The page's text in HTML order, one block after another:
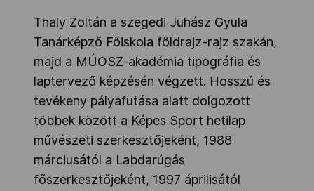
Thaly Zoltán a szegedi Juhász Gyula
Tanárképző Főiskola földrajz-rajz szakán,
majd a MÚOSZ-akadémia tipográfia és
laptervező képzésén végzett. Hosszú és
tevékeny pályafutása alatt dolgozott
többek között a Képes Sport hetilap
művészeti szerkesztőjeként, 1988
márciusától a Labdarúgás
főszerkesztőjeként, 1997 áprilisától